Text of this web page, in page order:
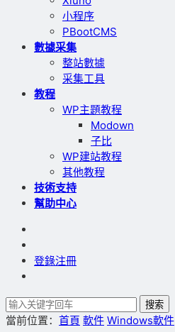
小程序
PBootCMS
數據采集
整站數據
采集工具
教程
WP主題教程
Modown
子比
WP建站教程
其他教程
技術支持
幫助中心
登錄注冊
搜索
當前位置： 首頁 軟件 Windows軟件